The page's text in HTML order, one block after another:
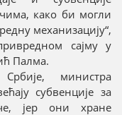
како би могли
механизацију“,
сајму у
Палма.
министра
субвенције за
јер они хране